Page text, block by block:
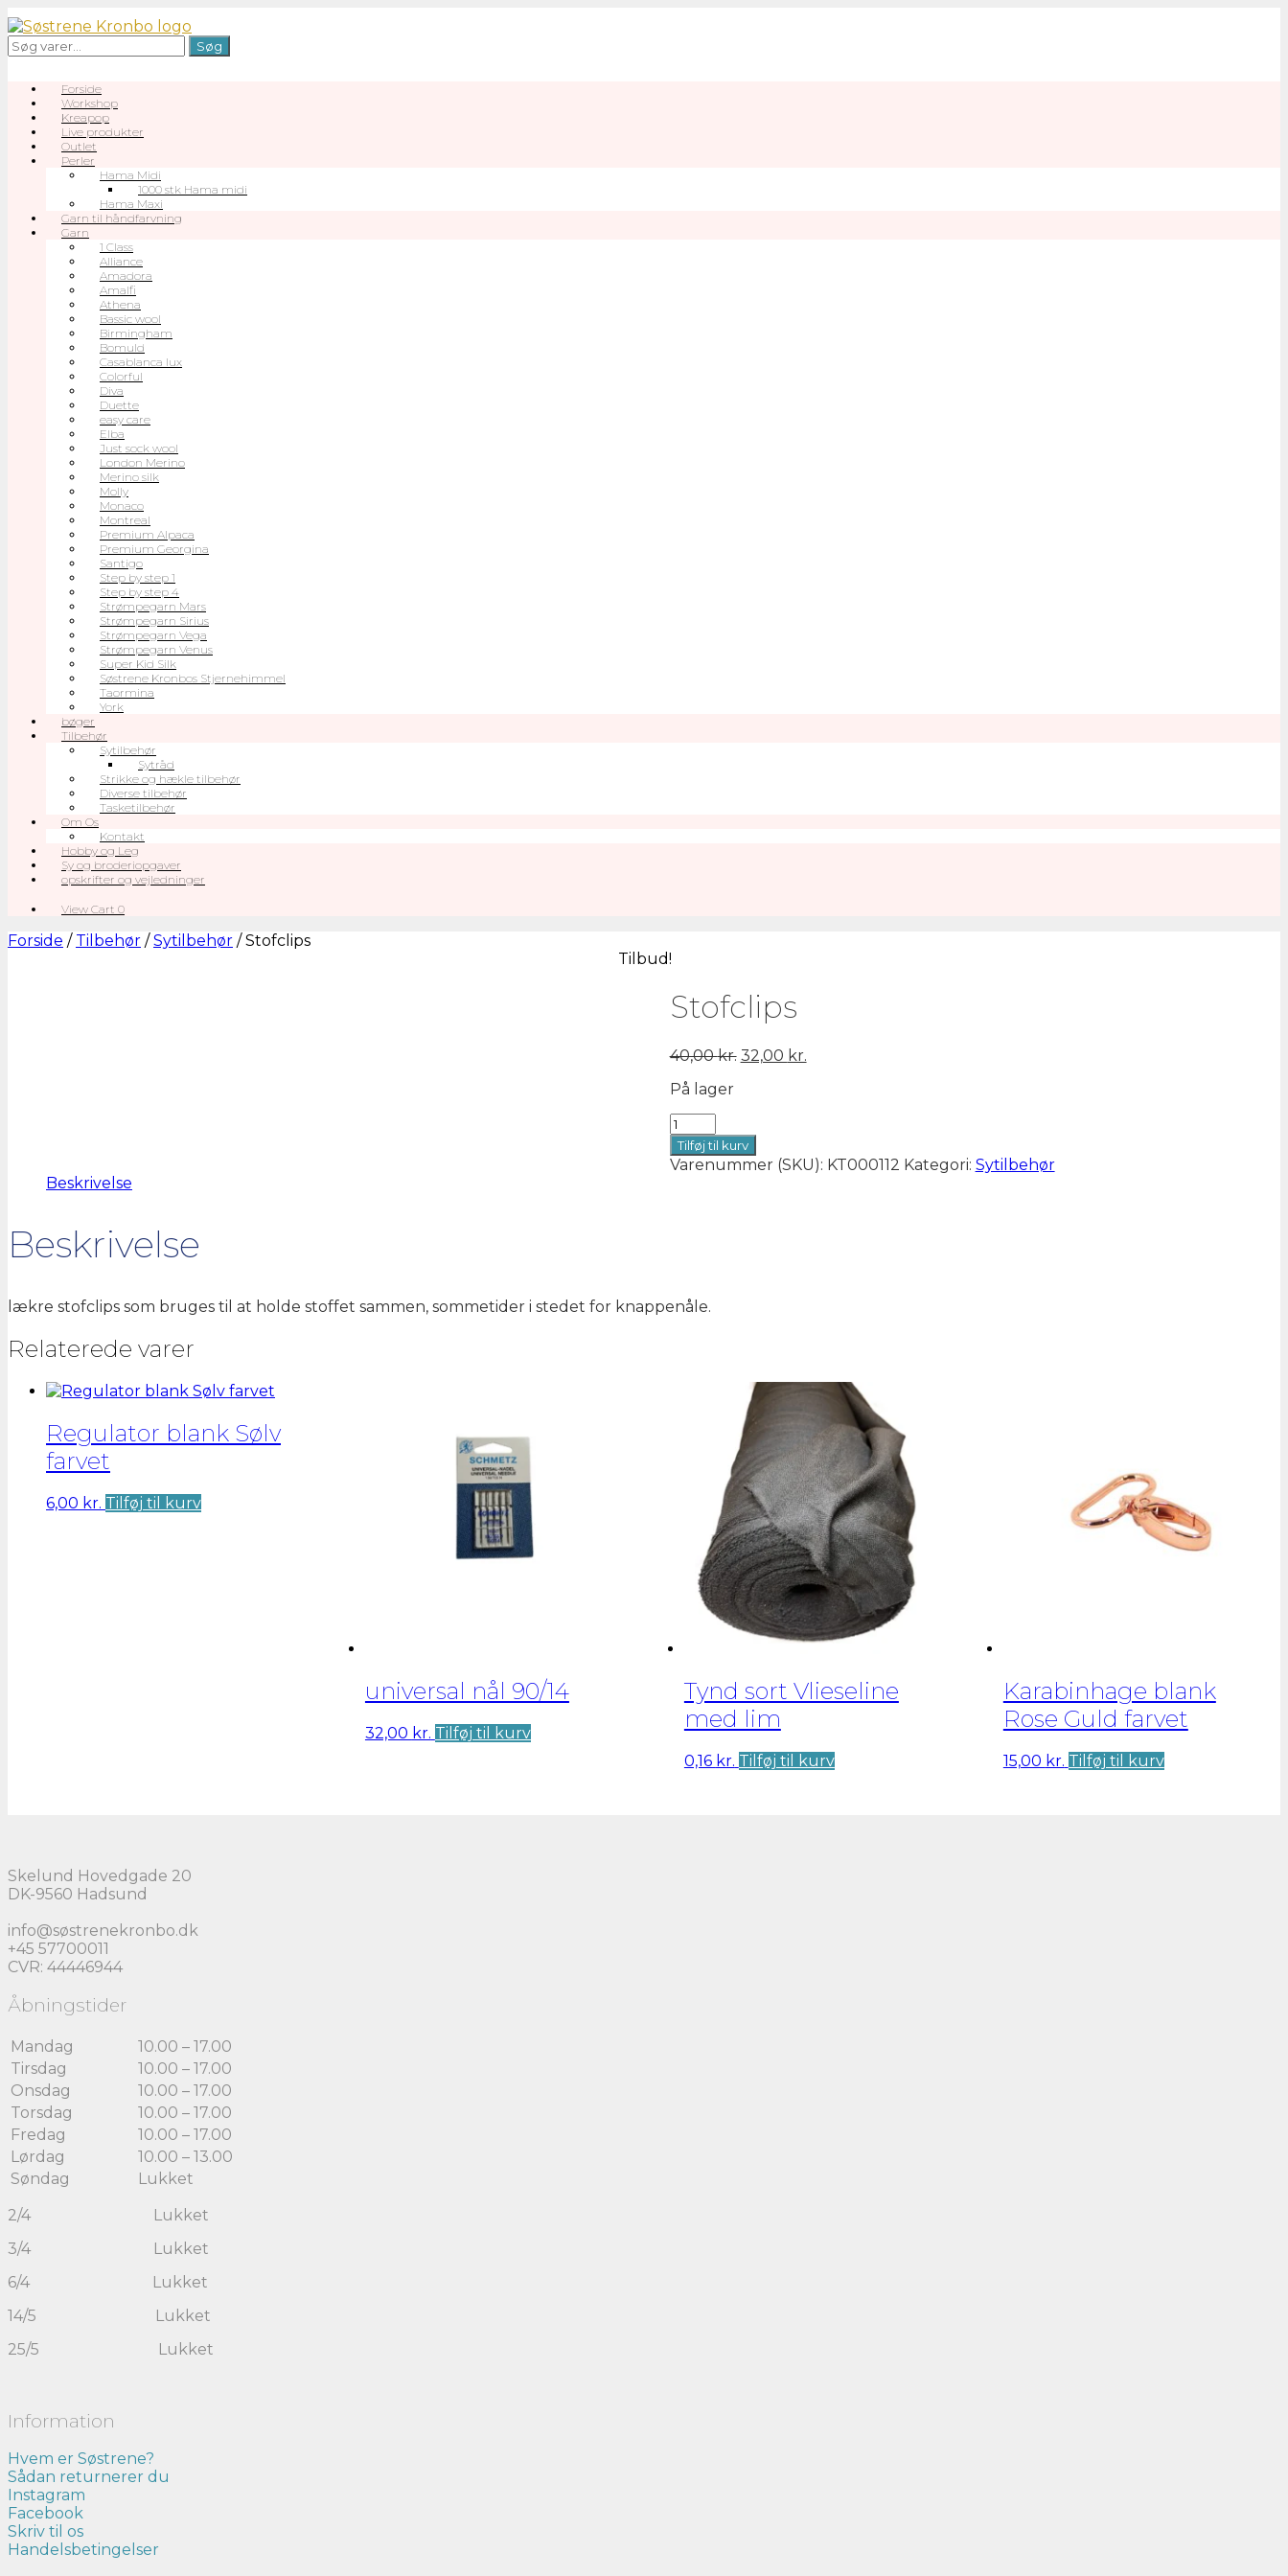
Gå
til
indhold
Søg
efter:
Søg
Forside
Workshop
Kreapop
Live produkter
Outlet
Perler
Hama Midi
1000 stk Hama midi
Hama Maxi
Garn til håndfarvning
Garn
1 Class
Alliance
Amadora
Amalfi
Athena
Bassic wool
Birmingham
Bomuld
Casablanca lux
Colorful
Diva
Duette
easy care
Elba
Just sock wool
London Merino
Merino silk
Molly
Monaco
Montreal
Premium Alpaca
Premium Georgina
Santigo
Step by step 1
Step by step 4
Strømpegarn Mars
Strømpegarn Sirius
Strømpegarn Vega
Strømpegarn Venus
Super Kid Silk
Søstrene Kronbos Stjernehimmel
Taormina
York
bøger
Tilbehør
Sytilbehør
Sytråd
Strikke og hækle tilbehør
Diverse tilbehør
Tasketilbehør
Om Os
Kontakt
Hobby og Leg
Sy og broderiopgaver
opskrifter og vejledninger
View
cart
View Cart 0
Forside / Tilbehør /Sytilbehør / Stofclips
Tilbud!
Stofclips
40,00kr. Den
32,00 kr.Den
På lager
Stofclips
antal
Tilføj til kurv
Varenummer (SKU): KT000112 Kategori: Sytilbehør
Beskrivelse
Beskrivelse
lækre stofclips som bruges til at holde stoffet sammen, sommetider i stedet for knappenåle.
Relaterede varer
Regulator blank Sølv
farvet
6,00 kr. Tilføj til kurv
universal nål 90/14
32,00 kr. Tilføj til kurv
Tynd sort Vlieseline
med lim
0,16 kr. Tilføj til kurv
Karabinhage blank
Rose Guld farvet
15,00 kr. Tilføj til kurv
Skelund Hovedgade 20
DK-9560 Hadsund
info@søstrenekronbo.dk
+45 57700011
CVR: 44446944
Åbningstider
Mandag
10.00 – 17.00
Tirsdag
10.00 – 17.00
Onsdag
10.00 – 17.00
Torsdag
10.00 – 17.00
Fredag
10.00 – 17.00
Lørdag
10.00 – 13.00
Søndag
Lukket
2/4 Lukket
3/4 Lukket
6/4 Lukket
14/5 Lukket
25/5 Lukket
Information
Hvem er Søstrene?
Sådan returnerer du
Instagram
Facebook
Skriv til os
Handelsbetingelser